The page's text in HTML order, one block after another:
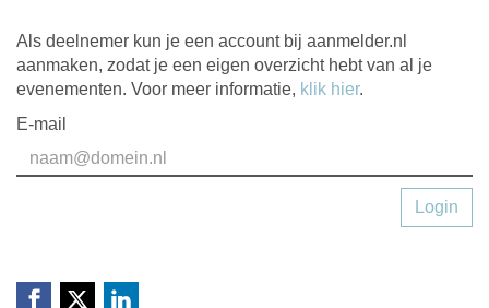
Als deelnemer kun je een account bij aanmelder.nl
aanmaken, zodat je een eigen overzicht hebt van al je
evenementen. Voor meer informatie, klik hier.
E-mail
Login